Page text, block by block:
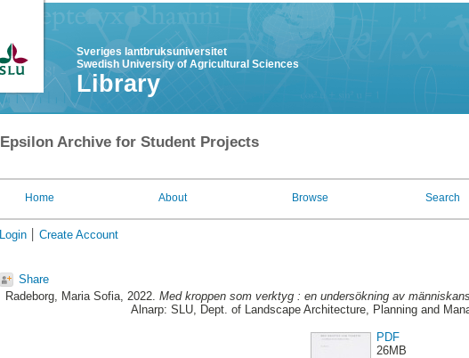
Sveriges lantbruksuniversitet
Swedish University of Agricultural Sciences
Library
Epsilon Archive for Student Projects
Home About Browse Search
Login Create Account
Share
Radeborg, Maria Sofia, 2022. Med kroppen som verktyg : en undersökning av
Alnarp: SLU, Dept. of Landscape Architecture, Planning and
PDF
26MB